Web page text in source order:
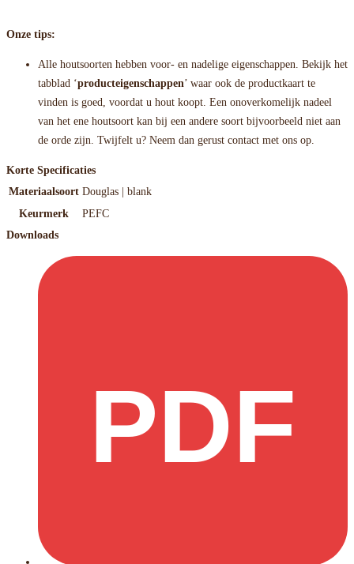
Onze tips:
Alle houtsoorten hebben voor- en nadelige eigenschappen. Bekijk het
tabblad ‘producteigenschappen’ waar ook de productkaart te
vinden is goed, voordat u hout koopt. Een onoverkomelijk nadeel
van het ene houtsoort kan bij een andere soort bijvoorbeeld niet aan
de orde zijn. Twijfelt u? Neem dan gerust contact met ons op.
Korte Specificaties
Materiaalsoort Douglas | blank
Keurmerk
PEFC
Downloads
PDF